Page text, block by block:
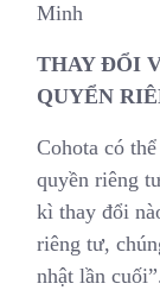
Minh
THAY ĐỔI
QUYỂN
Cohota có
quyền riêng
kì thay đổi
riêng tư,
nhật lần